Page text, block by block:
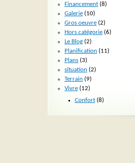
Financement(8)
Galerie(10)
Gros oeuvre(2)
Hors catégorie(6)
Le Blog(2)
Planification (11)
Plans(3)
situation (2)
Terrain (9)
Vivre(12)
Confort(8)